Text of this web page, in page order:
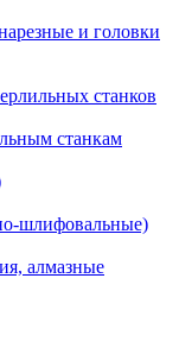
и головки
станков
станкам
шлифовальные)
алмазные